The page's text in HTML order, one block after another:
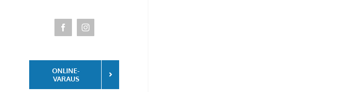
FacebookInstagram
ONLINE-
VARAUS